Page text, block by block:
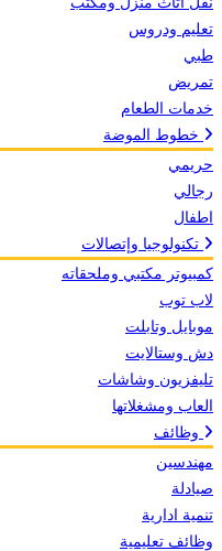
تعليم ودروس
طبي
تمريض
خدمات الطعام
حريمي
رجالي
اطفال
كمبيوتر مكتبي وملحقاته
لاب توب
موبايل وتابلت
دش وستالايت
تليفزيون وشاشات
العاب ومشغلاتها
مهندسين
صيادلة
تنمية ادارية
وظائف تعليمية